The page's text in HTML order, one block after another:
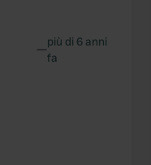
—più di 6 anni
fa